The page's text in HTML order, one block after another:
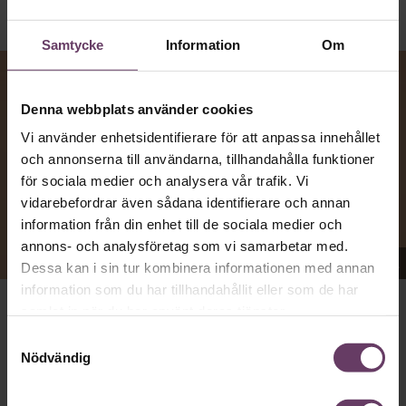
Samtycke Information Om
Denna webbplats använder cookies
Vi använder enhetsidentifierare för att anpassa innehållet
och annonserna till användarna, tillhandahålla funktioner
för sociala medier och analysera vår trafik. Vi
vidarebefordrar även sådana identifierare och annan
information från din enhet till de sociala medier och
annons- och analysföretag som vi samarbetar med.
Dessa kan i sin tur kombinera informationen med annan
information som du har tillhandahållit eller som de har
Nödvändig
Appen Sinceerly imiterar vd:ars kortfattade språk.
mejl från främlingar. Men studenten
Ben Horwitzpå
Harvard Business School kom på ett trick: Han skapade